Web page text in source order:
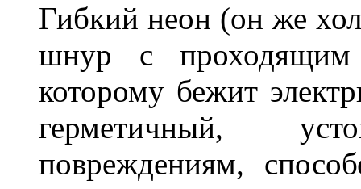
Гибкий неон (он же
шнур с
которому бежит
герметичный,
повреждениям,